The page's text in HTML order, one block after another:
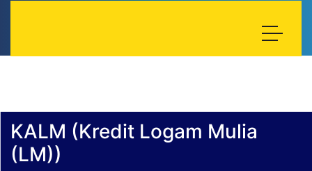
KALM (Kredit Logam Mulia
(LM))